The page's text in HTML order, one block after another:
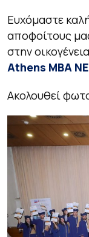
Ευχόμαστε
αποφοίτους
στην
Athens MBA
Ακολουθεί